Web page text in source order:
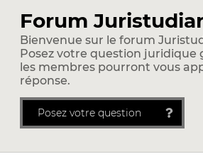
Forum
Bienvenue sur le forum
Posez votre question
les membres pourront vous
réponse.
Posez votre question